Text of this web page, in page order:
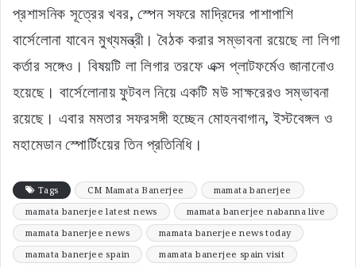
প্রশাসনিক সূত্রের খবর, স্পেন সফরে মাদ্রিদের পাশাপাশি
বার্সেলোনা যাবেন মুখ্যমন্ত্রী। বৈঠক করার সম্ভাবনা রয়েছে লা লিগা
কর্তার সঙ্গেও। বিষয়টি লা লিগার তরফে এক্স প্লাটফর্মেও জানানোও
হয়েছে। বার্সেলোনায় ফুটবল নিয়ে একটি মউ সাক্ষরেরও সম্ভাবনা
রয়েছে। এবার মমতার সফরসঙ্গী হচ্ছেন মোহনবাগান, ইস্টবেঙ্গল ও
মহামেডান স্পোর্টিংয়ের তিন প্রতিনিধি।
Tags CM Mamata Banerjee
mamata banerjee
mamata banerjee latest news
mamata banerjee nabanna live
mamata banerjee news
mamata banerjee news today
mamata banerjee spain
mamata banerjee spain visit